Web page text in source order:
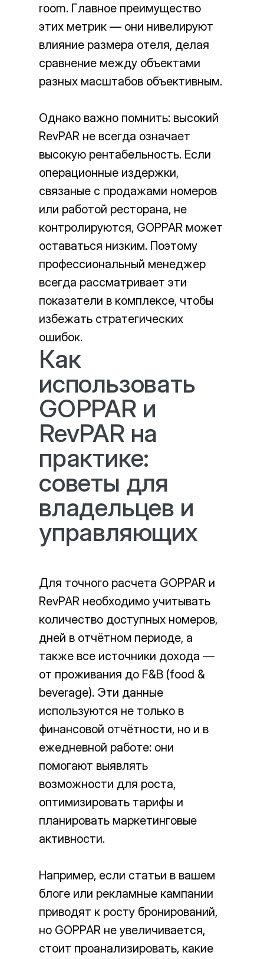
room. Главное преимущество
этих метрик — они нивелируют
влияние размера отеля, делая
сравнение между объектами
разных масштабов объективным.
Однако важно помнить: высокий
RevPAR не всегда означает
высокую рентабельность. Если
операционные издержки,
связаные с продажами номеров
или работой ресторана, не
контролируются, GOPPAR может
оставаться низким. Поэтому
профессиональный менеджер
всегда рассматривает эти
показатели в комплексе, чтобы
избежать стратегических
ошибок.
Как
использовать
GOPPAR и
RevPAR на
практике:
советы для
владельцев и
управляющих
Для точного расчета GOPPAR и
RevPAR необходимо учитывать
количество доступных номеров,
дней в отчётном периоде, а
также все источники дохода —
от проживания до F&B (food &
beverage). Эти данные
используются не только в
финансовой отчётности, но и в
ежедневной работе: они
помогают выявлять
возможности для роста,
оптимизировать тарифы и
планировать маркетинговые
активности.
Например, если статьи в вашем
блоге или рекламные кампании
приводят к росту бронирований,
но GOPPAR не увеличивается,
стоит проанализировать, какие
© Независимый Гостиничный Альянс, 2023
Согласие на получение рассылки
Разработка сайта